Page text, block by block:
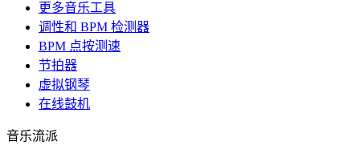
更多音乐工具
调性和 BPM 检测器
BPM 点按测速
节拍器
虚拟钢琴
在线鼓机
音乐流派